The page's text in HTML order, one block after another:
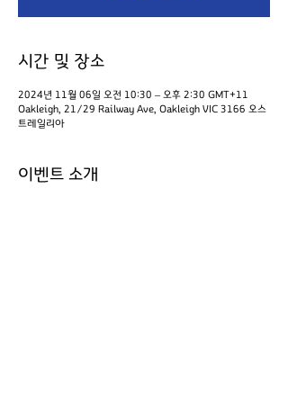
시간 및 장소
2024년 11월 06일 오전 10:30 – 오후 2:30 GMT+11
Oakleigh, 21/29 Railway Ave, Oakleigh VIC 3166 오스
트레일리아
이벤트 소개